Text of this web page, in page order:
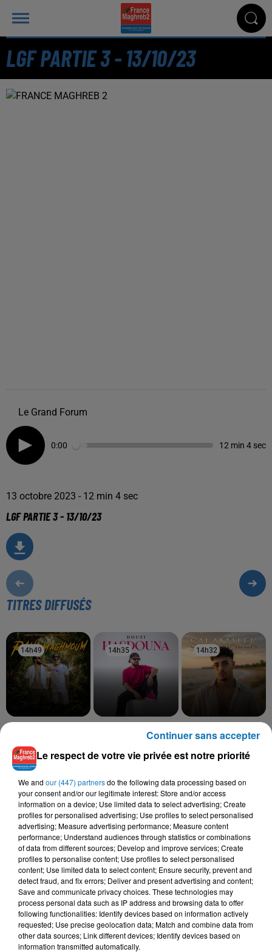
LGF PARTIE 3 - 13/10/23
Le Grand Forum
0:00 12 min 4 sec
13 octobre 2023 - 12 min 4 sec
LGF PARTIE 3 - 13/10/23
TITRES DIFFUSÉS
14h49
14h49
Rani Maghmoum
14h35
14h35
Hasdouna
14h32
14h32
Salamalek
L'HOROSCOPE
Bélier Taureau Gémeaux
Le respect de votre vie privée est notre priorité
We and our (447) partnersdo the following data processing based on
your consent and/or our legitimate interest: Store and/or access
information on a device; Use limited data to select advertising; Create
profiles for personalised advertising; Use profiles to select personalised
advertising; Measure advertising performance; Measure content
performance; Understand audiences through statistics or combinations
of data from different sources; Develop and improve services; Create
profiles to personalise content; Use profiles to select personalised
content; Use limited data to select content; Ensure security, prevent and
detect fraud, and fix errors; Deliver and present advertising and content;
Save and communicate privacy choices. These technologies may
process personal data such as IP address and browsing data to offer
following functionalities: Identify devices based on information actively
requested; Use precise geolocation data; Match and combine data from
other data sources; Link different devices; Identify devices based on
information transmitted automatically.
Continuer sans accepter